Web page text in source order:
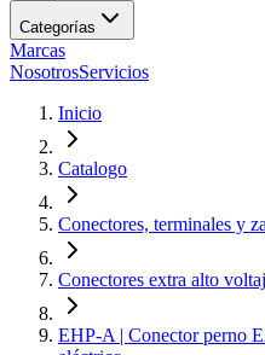
Categorías
Marcas
NosotrosServicios
Inicio
Catalogo
Conectores, terminales y
Conectores extra alto
EHP-A | Conector perno